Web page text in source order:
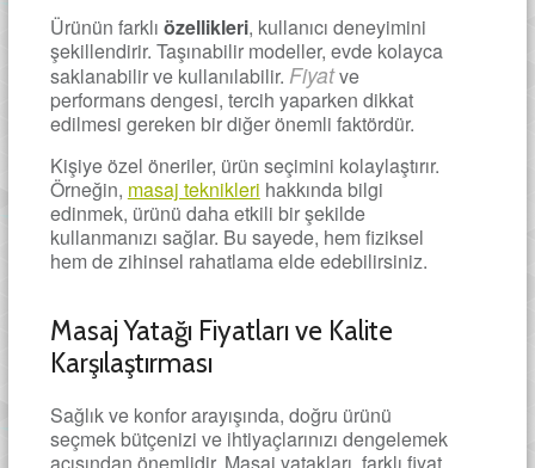
Ürünün farklı özellikleri, kullanıcı deneyimini
şekillendirir. Taşınabilir modeller, evde kolayca
saklanabilir ve kullanılabilir. Fiyatve
performans dengesi, tercih yaparken dikkat
edilmesi gereken bir diğer önemli faktördür.
Kişiye özel öneriler, ürün seçimini kolaylaştırır.
Örneğin, masaj teknikleri hakkında bilgi
edinmek, ürünü daha etkili bir şekilde
kullanmanızı sağlar. Bu sayede, hem fiziksel
hem de zihinsel rahatlama elde edebilirsiniz.
Masaj Yatağı Fiyatları ve Kalite
Karşılaştırması
Sağlık ve konfor arayışında, doğru ürünü
seçmek bütçenizi ve ihtiyaçlarınızı dengelemek
açısından önemlidir. Masaj yatakları, farklı fiyat